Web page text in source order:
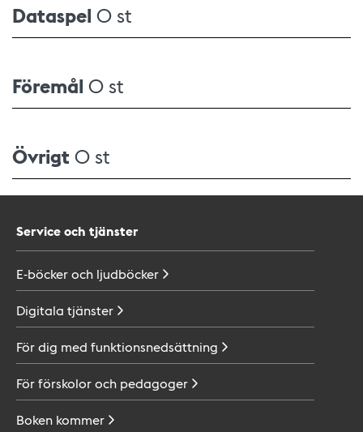
Dataspel 0 st
Föremål 0 st
Övrigt 0 st
Service och tjänster
E-böcker och ljudböcker
Digitala tjänster
För dig med funktionsnedsättning
För förskolor och pedagoger
Boken kommer